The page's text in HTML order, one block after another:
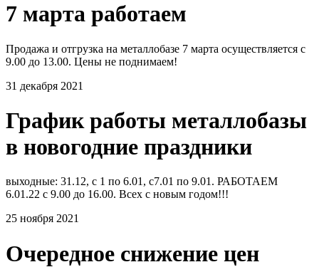
7 марта работаем
Продажа и отгрузка на металлобазе 7 марта осуществляется с
9.00 до 13.00. Цены не поднимаем!
31 декабря 2021
График работы металлобазы
в новогодние праздники
выходные: 31.12, с 1 по 6.01, с7.01 по 9.01. РАБОТАЕМ
6.01.22 с 9.00 до 16.00. Всех с новым годом!!!
25 ноября 2021
Очередное снижение цен